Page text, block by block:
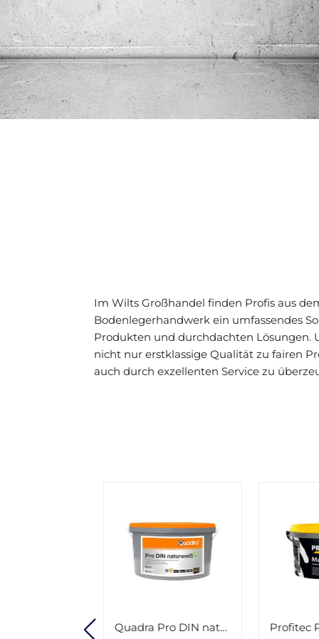
Im Wilts Großhandel finden Profis aus
Bodenlegerhandwerk ein umfassendes
Produkten und durchdachten Lösungen.
nicht nur erstklassige Qualität zu fairen
auch durch exzellenten Service zu
Profitec P144 Matt Plus weiß 12,5l